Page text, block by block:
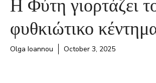
φυθκιώτικο
Olga Ioannou October 3, 2025